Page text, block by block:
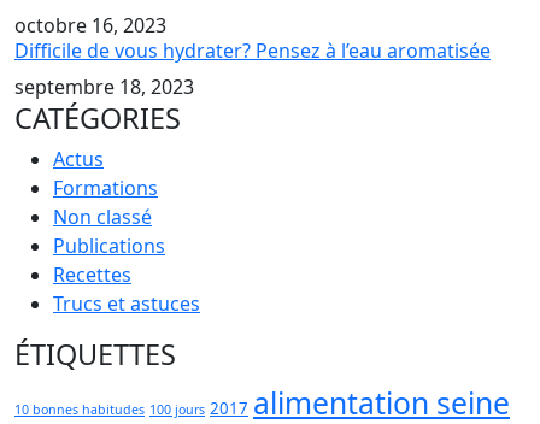
octobre 16, 2023
Difficile de vous hydrater? Pensez à l’eau aromatisée
septembre 18, 2023
CATÉGORIES
Actus
Formations
Non classé
Publications
Recettes
Trucs et astuces
ÉTIQUETTES
10 bonnes habitudes 100 jours 2017 alimentation seine